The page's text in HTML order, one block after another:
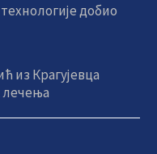
добио
из Крагујевца
лечења